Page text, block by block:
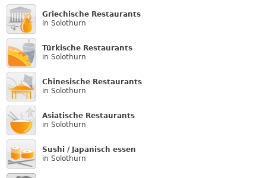
Griechische Restaurants
in Solothurn
Türkische Restaurants
in Solothurn
Chinesische Restaurants
in Solothurn
Asiatische Restaurants
in Solothurn
Sushi / Japanisch essen
in Solothurn